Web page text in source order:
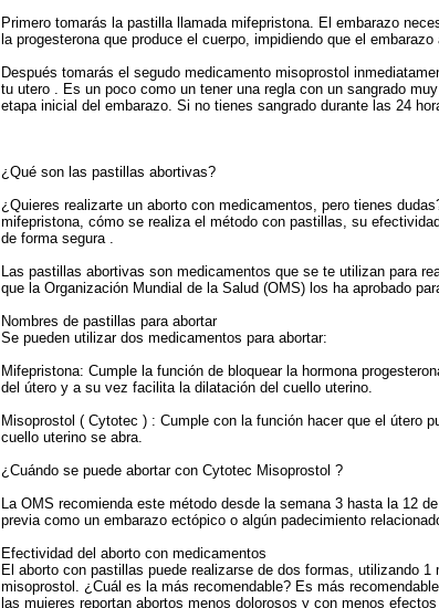
Primero tomarás la pastilla llamada mifepristona. El embarazo
la progesterona que produce el cuerpo, impidiendo que el embarazo
Después tomarás el segudo medicamento misoprostol
tu utero . Es un poco como un tener una regla con un sangrado
etapa inicial del embarazo. Si no tienes sangrado durante las 24
¿Qué son las pastillas abortivas?
¿Quieres realizarte un aborto con medicamentos, pero tienes
mifepristona, cómo se realiza el método con pastillas, su
de forma segura .
Las pastillas abortivas son medicamentos que se te utilizan para
que la Organización Mundial de la Salud (OMS) los ha aprobado
Nombres de pastillas para abortar
Se pueden utilizar dos medicamentos para abortar:
Mifepristona: Cumple la función de bloquear la hormona
del útero y a su vez facilita la dilatación del cuello uterino.
Misoprostol ( Cytotec ) : Cumple con la función hacer que el útero
cuello uterino se abra.
¿Cuándo se puede abortar con Cytotec Misoprostol ?
La OMS recomienda este método desde la semana 3 hasta la 12
previa como un embarazo ectópico o algún padecimiento
Efectividad del aborto con medicamentos
El aborto con pastillas puede realizarse de dos formas, utilizando
misoprostol. ¿Cuál es la más recomendable? Es más
las mujeres reportan abortos menos dolorosos y con menos